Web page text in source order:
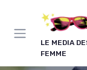
LE MEDIA
FEMME